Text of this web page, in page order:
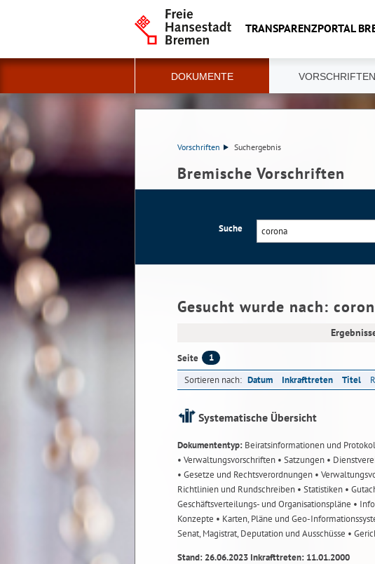
TRANSPARENZPORTAL
DOKUMENTE VORSCHRIFTEN
Vorschriften Suchergebnis
Bremische Vorschriften
Suche
Gesucht wurde nach:
Seite 1
Sortieren nach: Datum Inkrafttreten Titel
Systematische Übersicht
Dokumententyp: Beiratsinformationen und
• Verwaltungsvorschriften • Satzungen •
• Gesetze und Rechtsverordnungen •
Richtlinien und Rundschreiben • Statistiken •
Geschäftsverteilungs- und Organisationspläne •
Konzepte • Karten, Pläne und Geo-
Senat, Magistrat, Deputation und Ausschüsse •
Stand: 26.06.2023 Inkrafttreten: 11.01.2000